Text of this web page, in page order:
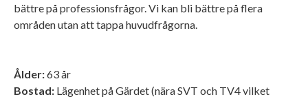
bättre på professionsfrågor. Vi kan bli bättre på flera
områden utan att tappa huvudfrågorna.
Ålder:63 år
Bostad: Lägenhet på Gärdet (nära SVT och TV4 vilket